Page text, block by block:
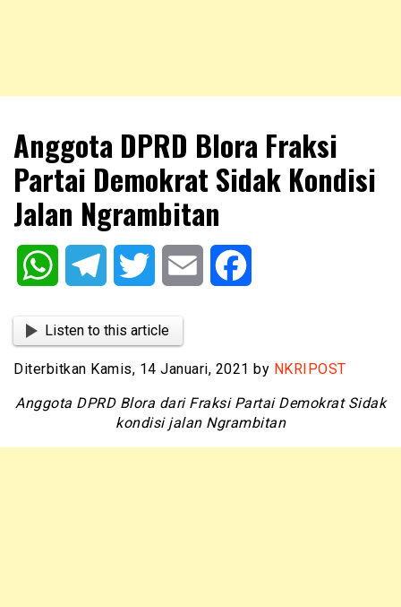
NKRIPOST
Anggota DPRD Blora Fraksi
Partai Demokrat Sidak Kondisi
Jalan Ngrambitan
WhatsAppTelegram Twitter Email
Listen to this article
Diterbitkan Kamis, 14 Januari, 2021 by NKRIPOST
Anggota DPRD Blora dari Fraksi Partai Demokrat Sidak
kondisi jalan Ngrambitan